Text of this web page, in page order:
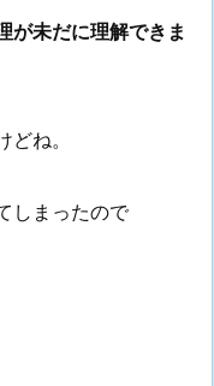
が未だに理解できま
ね。
しまったので